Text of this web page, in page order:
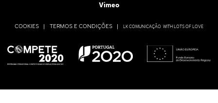
Vimeo
COOKIES | TERMOS E CONDIÇÕES | LK COMUNICAÇÃO WITH LOTS OF LOVE